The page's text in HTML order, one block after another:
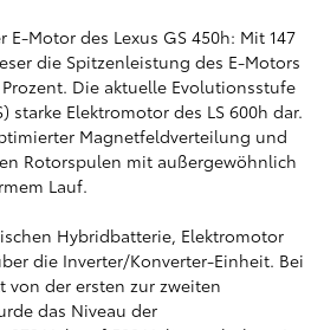
E-Motor des Lexus GS 450h: Mit 147
die Spitzenleistung des E-Motors
Die aktuelle Evolutionsstufe
starke Elektromotor des LS 600h dar.
Magnetfeldverteilung und
Rotorspulen mit außergewöhnlich
Lauf.
Hybridbatterie, Elektromotor
die Inverter/Konverter-Einheit. Bei
von der ersten zur zweiten
das Niveau der